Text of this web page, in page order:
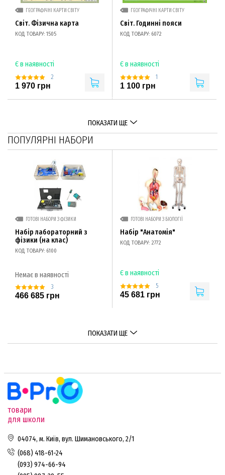
ГЕОГРАФІЧНІ КАРТИ СВІТУ
Світ. Фізична карта
КОД ТОВАРУ: 1505
Є в наявності
2
1 970 грн
ГЕОГРАФІЧНІ КАРТИ СВІТУ
Світ. Годинні пояси
КОД ТОВАРУ: 6072
Є в наявності
1
1 100 грн
ПОКАЗАТИ ЩЕ
ПОПУЛЯРНІ НАБОРИ
ГОТОВІ НАБОРИ З ФІЗИКИ
Набір лабораторний з
фізики (на клас)
КОД ТОВАРУ: 6100
Немає в наявності
3
466 685 грн
ГОТОВІ НАБОРИ З БІОЛОГІЇ
Набір "Анатомія"
КОД ТОВАРУ: 2772
Є в наявності
5
45 681 грн
ПОКАЗАТИ ЩЕ
товари
для школи
04074, м. Київ, вул. Шимановського, 2/1
(068) 418-61-24
(093) 974-66-94